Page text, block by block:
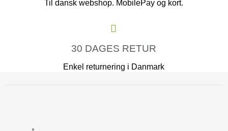
Til dansk webshop. MobilePay og kort.
30 DAGES RETUR
Enkel returnering i Danmark